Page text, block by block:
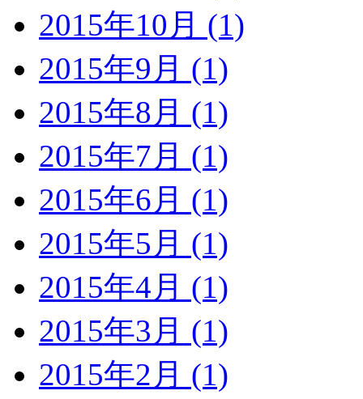
2015年10月 (1)
2015年9月 (1)
2015年8月 (1)
2015年7月 (1)
2015年6月 (1)
2015年5月 (1)
2015年4月 (1)
2015年3月 (1)
2015年2月 (1)